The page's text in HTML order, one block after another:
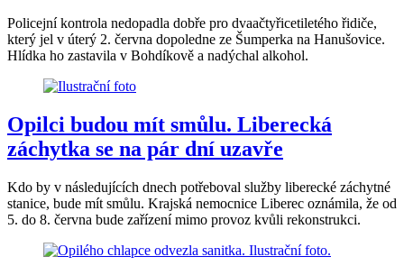
Policejní kontrola nedopadla dobře pro dvaačtyřicetiletého řidiče,
který jel v úterý 2. června dopoledne ze Šumperka na Hanušovice.
Hlídka ho zastavila v Bohdíkově a nadýchal alkohol.
Opilci budou mít smůlu. Liberecká
záchytka se na pár dní uzavře
Kdo by v následujících dnech potřeboval služby liberecké záchytné
stanice, bude mít smůlu. Krajská nemocnice Liberec oznámila, že od
5. do 8. června bude zařízení mimo provoz kvůli rekonstrukci.